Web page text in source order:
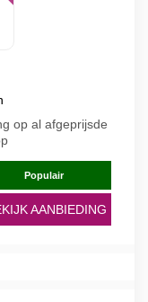
op al afgeprijsde
Populair
AANBIEDING